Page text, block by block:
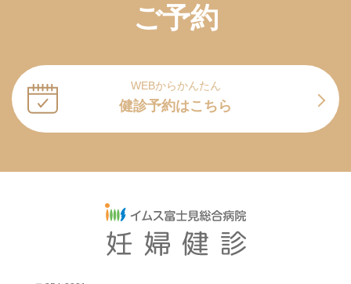
ご予約
WEBからかんたん
健診予約はこちら